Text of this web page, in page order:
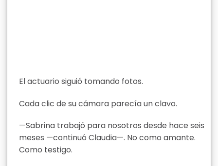
El actuario siguió tomando fotos.
Cada clic de su cámara parecía un clavo.
—Sabrina trabajó para nosotros desde hace seis
meses —continuó Claudia—. No como amante.
Como testigo.